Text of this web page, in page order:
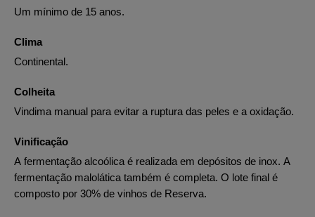
Um mínimo de 15 anos.
Clima
Continental.
Colheita
Vindima manual para evitar a ruptura das peles e a oxidação.
Vinificação
A fermentação alcoólica é realizada em depósitos de inox. A
fermentação malolática também é completa. O lote final é
composto por 30% de vinhos de Reserva.